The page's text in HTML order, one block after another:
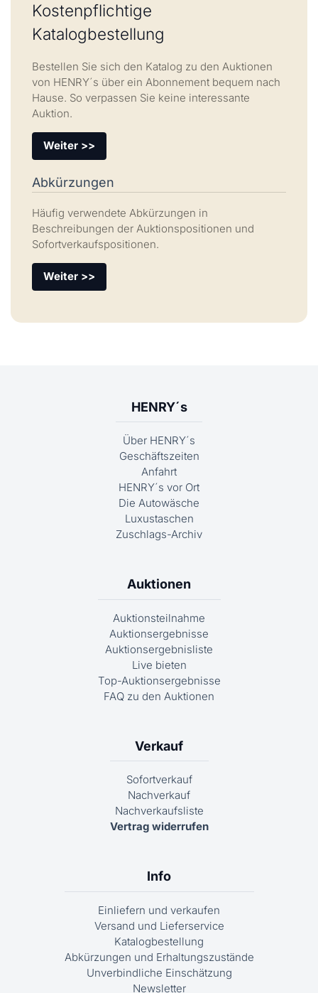
Kostenpflichtige
Katalogbestellung
Bestellen Sie sich den Katalog zu den Auktionen
von HENRY´s über ein Abonnement bequem nach
Hause. So verpassen Sie keine interessante
Auktion.
Weiter >>
Abkürzungen
Häufig verwendete Abkürzungen in
Beschreibungen der Auktionspositionen und
Sofortverkaufspositionen.
Weiter >>
HENRY´s
Über HENRY´s
Geschäftszeiten
Anfahrt
HENRY´s vor Ort
Die Autowäsche
Luxustaschen
Zuschlags-Archiv
Auktionen
Auktionsteilnahme
Auktionsergebnisse
Auktionsergebnisliste
Live bieten
Top-Auktionsergebnisse
FAQ zu den Auktionen
Verkauf
Sofortverkauf
Nachverkauf
Nachverkaufsliste
Vertrag widerrufen
Info
Einliefern und verkaufen
Versand und Lieferservice
Katalogbestellung
Abkürzungen und Erhaltungszustände
Unverbindliche Einschätzung
Newsletter